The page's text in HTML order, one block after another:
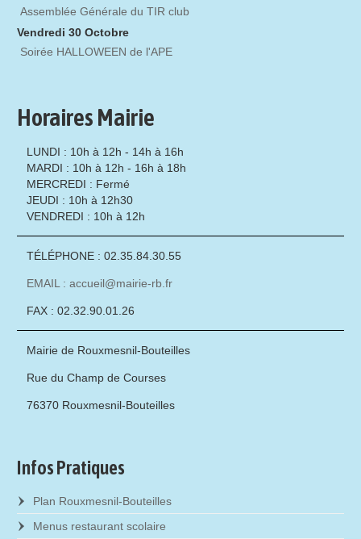
Assemblée Générale du TIR club
Vendredi 30 Octobre
Soirée HALLOWEEN de l'APE
Horaires Mairie
LUNDI : 10h à 12h - 14h à 16h
MARDI : 10h à 12h - 16h à 18h
MERCREDI : Fermé
JEUDI : 10h à 12h30
VENDREDI : 10h à 12h
TÉLÉPHONE : 02.35.84.30.55
EMAIL : accueil@mairie-rb.fr
FAX : 02.32.90.01.26
Mairie de Rouxmesnil-Bouteilles
Rue du Champ de Courses
76370 Rouxmesnil-Bouteilles
Infos Pratiques
Plan Rouxmesnil-Bouteilles
Menus restaurant scolaire